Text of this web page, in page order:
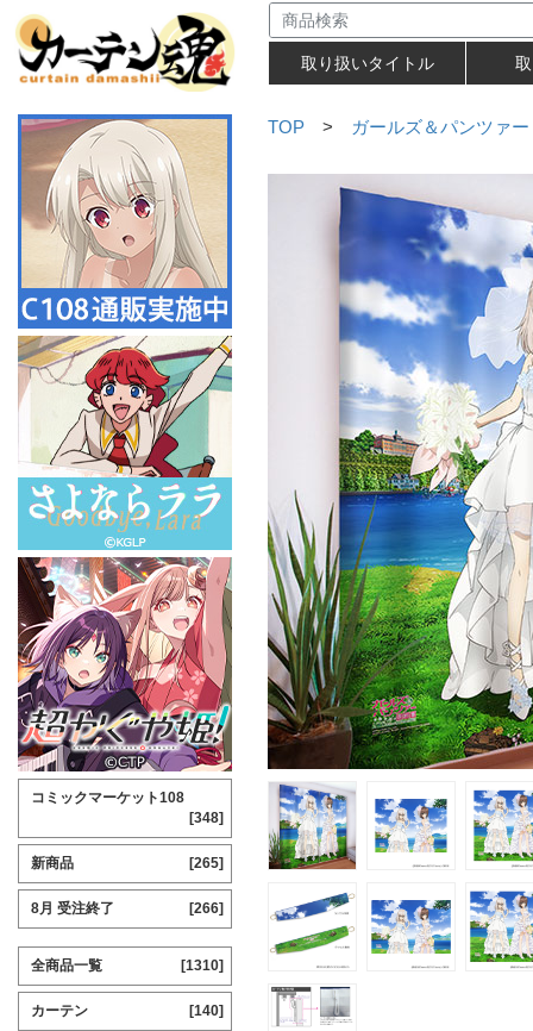
取り扱いタイトル
TOP > ガールズ＆パンツァ
コミックマーケット108
[348]
新商品 [265]
8月 受注終了 [266]
全商品一覧 [1310]
カーテン [140]